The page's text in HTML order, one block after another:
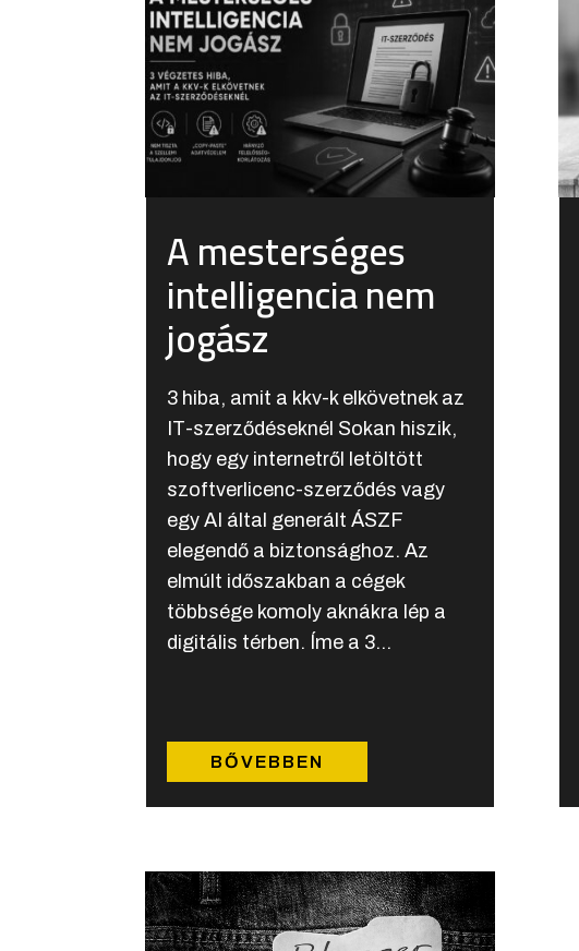
A mesterséges
intelligencia nem
jogász
3 hiba, amit a kkv-k elkövetnek az
IT-szerződéseknél Sokan hiszik,
hogy egy internetről letöltött
szoftverlicenc-szerződés vagy
egy AI által generált ÁSZF
elegendő a biztonsághoz. Az
elmúlt időszakban a cégek
többsége komoly aknákra lép a
digitális térben. Íme a 3...
BŐVEBBEN